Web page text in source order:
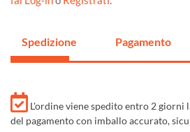
Spedizione Pagamento
L'ordine viene spedito entro 2
del pagamento con imballo accurato,